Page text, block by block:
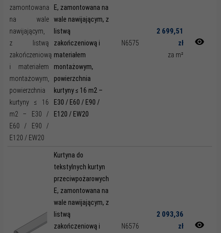
E, zamontowana na
wale nawijającym, z
listwą
zakończeniową i
materiałem
montażowym,
powierzchnia
kurtyny ≤ 16 m2 –
E30 / E60 / E90 /
E120 / EW20
N6575
2 699,51
zł
za m²
Kurtyna do
tekstylnych kurtyn
przeciwpożarowych
E, zamontowana na
wale nawijającym, z
listwą
zakończeniową i
N6576
2 093,36
zł